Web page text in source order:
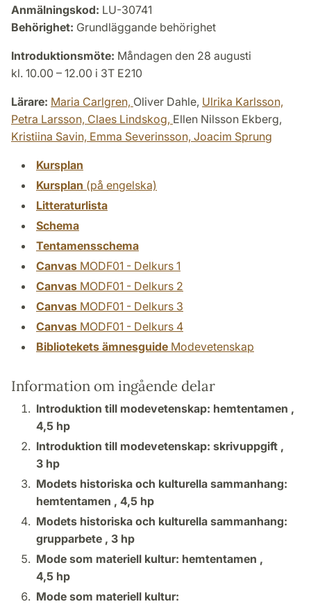
Anmälningskod: LU-30741
Behörighet: Grundläggande behörighet
Introduktionsmöte: Måndagen den 28 augusti
kl. 10.00 – 12.00 i 3T E210
Lärare: Maria Carlgren, Oliver Dahle, Ulrika Karlsson,
Petra Larsson, Claes Lindskog, Ellen Nilsson Ekberg,
Kristiina Savin, Emma Severinsson, Joacim Sprung
Kursplan
Kursplan (på engelska)
Litteraturlista
Schema
Tentamensschema
Canvas MODF01 - Delkurs 1
Canvas MODF01 - Delkurs 2
Canvas MODF01 - Delkurs 3
Canvas MODF01 - Delkurs 4
Bibliotekets ämnesguide Modevetenskap
Information om ingående delar
Introduktion till modevetenskap: hemtentamen ,
4,5 hp
Introduktion till modevetenskap: skrivuppgift ,
3 hp
Modets historiska och kulturella sammanhang:
hemtentamen , 4,5 hp
Modets historiska och kulturella sammanhang:
grupparbete , 3 hp
Mode som materiell kultur: hemtentamen ,
4,5 hp
Mode som materiell kultur: